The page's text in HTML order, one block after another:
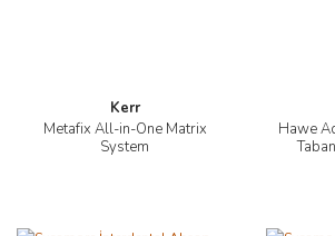
Kerr
Metafix All-in-One Matrix
System
Hawe